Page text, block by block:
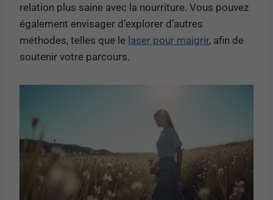
relation plus saine avec la nourriture. Vous pouvez
également envisager d’explorer d’autres
méthodes, telles que le laser pour maigrir, afin de
soutenir votre parcours.